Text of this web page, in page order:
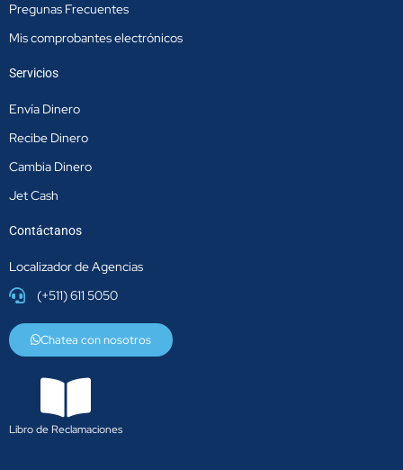
Pregunas Frecuentes
Mis comprobantes electrónicos
Servicios
Envía Dinero
Recibe Dinero
Cambia Dinero
Jet Cash
Contáctanos
Localizador de Agencias
(+511) 611 5050
Chatea con nosotros
Libro de Reclamaciones